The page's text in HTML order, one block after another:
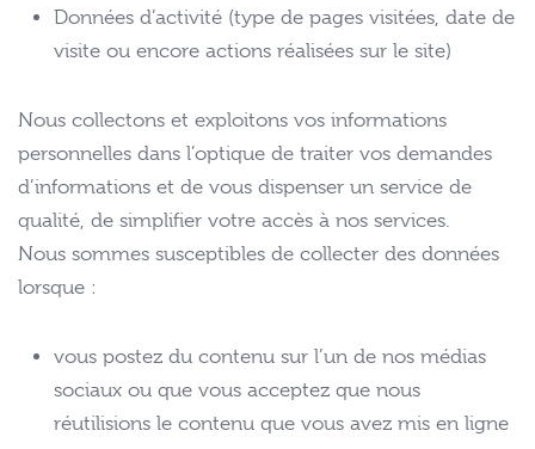
Données d’activité (type de pages visitées, date de
visite ou encore actions réalisées sur le site)
Nous collectons et exploitons vos informations
personnelles dans l’optique de traiter vos demandes
d’informations et de vous dispenser un service de
qualité, de simplifier votre accès à nos services.
Nous sommes susceptibles de collecter des données
lorsque :
vous postez du contenu sur l’un de nos médias
sociaux ou que vous acceptez que nous
réutilisions le contenu que vous avez mis en ligne